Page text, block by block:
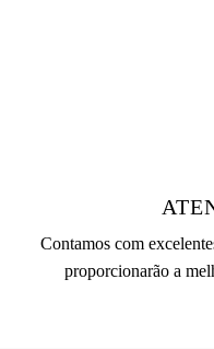
Contamos com
proporcionarão a